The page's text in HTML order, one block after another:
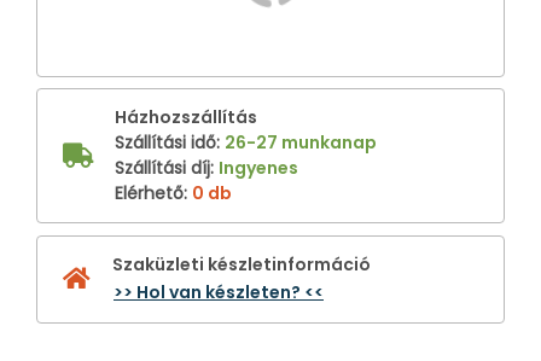
Házhozszállítás
Szállítási idő: 26-27 munkanap
Szállítási díj: Ingyenes
Elérhető: 0 db
Szaküzleti készletinformáció
>> Hol van készleten? <<